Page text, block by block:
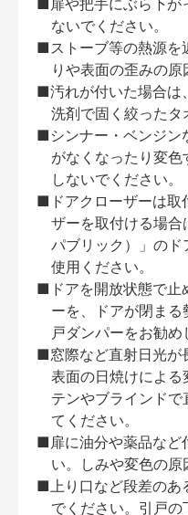
■扉や把手にぶら下
ないでください。
■ストーブ等の熱源を
りや表面の歪みの原
■汚れが付いた場合は
洗剤で固く絞ったタ
■シンナー・ベンジン
がなくなったり変
しないでください。
■ドアクローザーは取
ザーを取付ける場
パブリック）」の
使用ください。
■ドアを開放状態で止
ーを、ドアが閉まる
戸ダンパーをお勧め
■窓際など直射日光が
表面の日焼けによ
テンやブラインド
てください。
■扉に油分や薬品など
い。しみや変色の原
■上り口など段差のあ
でください。引戸